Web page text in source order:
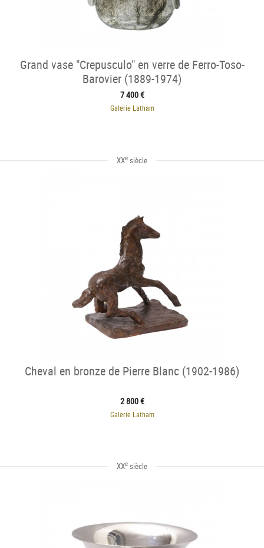
Grand vase "Crepusculo" en verre de Ferro-Toso-
Barovier (1889-1974)
7 400 €
Galerie Latham
XXe siècle
Cheval en bronze de Pierre Blanc (1902-1986)
2 800 €
Galerie Latham
XXe siècle